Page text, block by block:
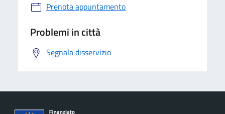
Prenota appuntamento
Problemi in città
Segnala disservizio